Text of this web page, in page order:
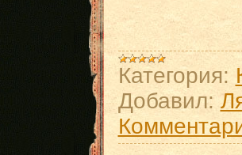
Категория:
Добавил: